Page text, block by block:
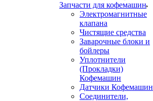
Запчасти для кофемашин
Электромагнитные
клапана
Чистящие средства
Заварочные блоки и
бойлеры
Уплотнители
(Прокладки)
Кофемашин
Датчики Кофемашин
Соединители,